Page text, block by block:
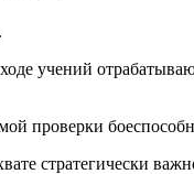
учений
проверки
стратегически